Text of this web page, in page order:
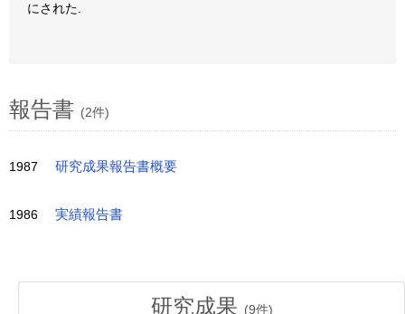
にされた.
報告書 (2件)
1987 研究成果報告書概要
1986 実績報告書
研究成果 (9件)